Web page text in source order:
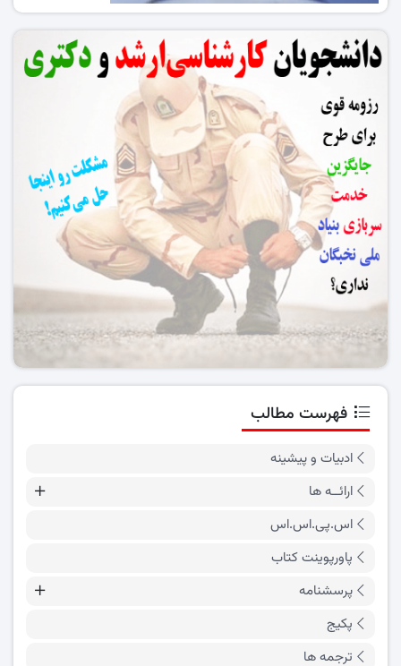
فهرست مطالب
ادبیات و پیشینه
ارائــه ها
اس.پی.اس.اس
پاورپوینت کتاب
پرسشنامه
پکیج
ترجمه ها